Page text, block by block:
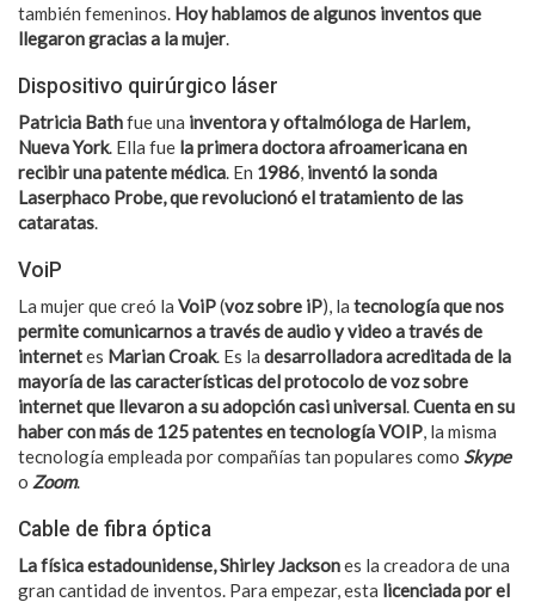
también femeninos. Hoy hablamos de algunos inventos que
llegaron gracias a la mujer.
Dispositivo quirúrgico láser
Patricia Bathfue una inventora y oftalmóloga de Harlem,
Nueva York. Ella fue la primera doctora afroamericana en
recibir una patente médica. En 1986, inventó la sonda
Laserphaco Probe, que revolucionó el tratamiento de las
cataratas.
VoiP
La mujer que creó la VoiP(voz sobre iP), la tecnología que nos
permite comunicarnos a través de audio y video a través de
internetes Marian Croak. Es la desarrolladora acreditada de la
mayoría de las características del protocolo de voz sobre
internet que llevaron a su adopción casi universal.Cuenta en su
haber con más de 125 patentes en tecnología VOIP, la misma
tecnología empleada por compañías tan populares como Skype
o Zoom.
Cable de fibra óptica
La física estadounidense, Shirley Jacksones la creadora de una
gran cantidad de inventos. Para empezar, esta licenciada por el